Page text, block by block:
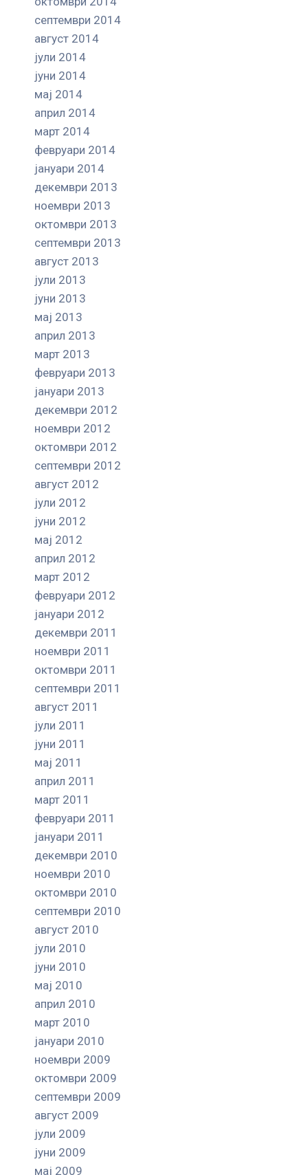
септември 2014
август 2014
јули 2014
јуни 2014
мај 2014
април 2014
март 2014
февруари 2014
јануари 2014
декември 2013
ноември 2013
октомври 2013
септември 2013
август 2013
јули 2013
јуни 2013
мај 2013
април 2013
март 2013
февруари 2013
јануари 2013
декември 2012
ноември 2012
октомври 2012
септември 2012
август 2012
јули 2012
јуни 2012
мај 2012
април 2012
март 2012
февруари 2012
јануари 2012
декември 2011
ноември 2011
октомври 2011
септември 2011
август 2011
јули 2011
јуни 2011
мај 2011
април 2011
март 2011
февруари 2011
јануари 2011
декември 2010
ноември 2010
октомври 2010
септември 2010
август 2010
јули 2010
јуни 2010
мај 2010
април 2010
март 2010
јануари 2010
ноември 2009
октомври 2009
септември 2009
август 2009
јули 2009
јуни 2009
мај 2009